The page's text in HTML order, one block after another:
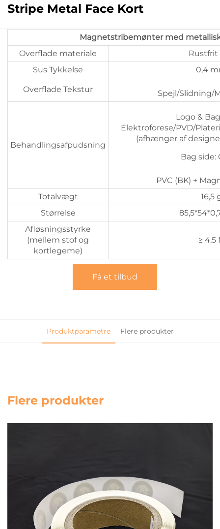
Stripe Metal Face Kort
Magnetstribemønter med
Overflade materiale
Rustfrit
Sus Tykkelse
0,4
Overflade Tekstur Spejl/Slidning/
Behandlingsafpudsning
Logo &
Elektroforese/PVD/
(afhænger af
Bag side:
PVC (BK) +
Totalvægt
16,5
Størrelse
Afløsningsstyrke
(mellem stof og
kortlegeme)
≥ 4,5
Få et tilbud
Produktparametre Flere produkter
Flere produkter